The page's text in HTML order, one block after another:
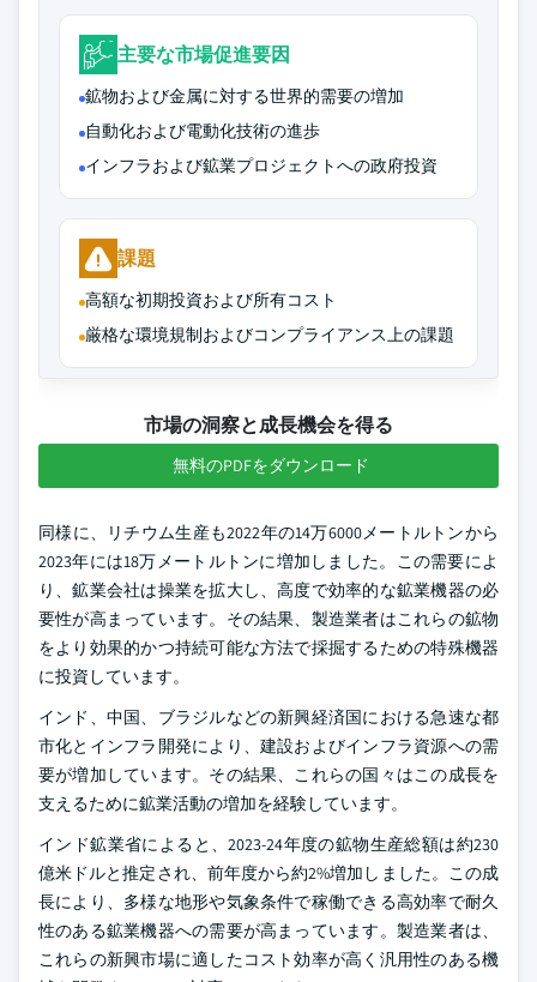
主要な市場促進要因
鉱物および金属に対する世界的需要の増加
自動化および電動化技術の進歩
インフラおよび鉱業プロジェクトへの政府投資
課題
高額な初期投資および所有コスト
厳格な環境規制およびコンプライアンス上の課題
市場の洞察と成長機会を得る
無料のPDFをダウンロード
同様に、リチウム生産も2022年の14万6000メートルトンから
2023年には18万メートルトンに増加しました。この需要によ
り、鉱業会社は操業を拡大し、高度で効率的な鉱業機器の必
要性が高まっています。その結果、製造業者はこれらの鉱物
をより効果的かつ持続可能な方法で採掘するための特殊機器
に投資しています。
インド、中国、ブラジルなどの新興経済国における急速な都
市化とインフラ開発により、建設およびインフラ資源への需
要が増加しています。その結果、これらの国々はこの成長を
支えるために鉱業活動の増加を経験しています。
インド鉱業省によると、2023-24年度の鉱物生産総額は約230
億米ドルと推定され、前年度から約2%増加しました。この成
長により、多様な地形や気象条件で稼働できる高効率で耐久
性のある鉱業機器への需要が高まっています。製造業者は、
これらの新興市場に適したコスト効率が高く汎用性のある機